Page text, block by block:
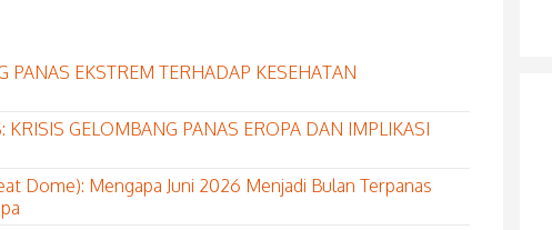
PANAS EKSTREM TERHADAP KESEHATAN
KRISIS GELOMBANG PANAS EROPA DAN IMPLIKASI
Dome): Mengapa Juni 2026 Menjadi Bulan Terpanas